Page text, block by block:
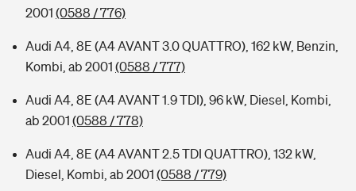
2001 (0588 / 776)
Audi A4, 8E (A4 AVANT 3.0 QUATTRO), 162 kW, Benzin,
Kombi, ab 2001 (0588 / 777)
Audi A4, 8E (A4 AVANT 1.9 TDI), 96 kW, Diesel, Kombi,
ab 2001 (0588 / 778)
Audi A4, 8E (A4 AVANT 2.5 TDI QUATTRO), 132 kW,
Diesel, Kombi, ab 2001 (0588 / 779)